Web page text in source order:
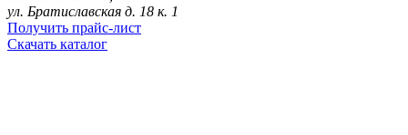
ул. Братиславская д. 18 к. 1
Получить прайс-лист
Скачать каталог